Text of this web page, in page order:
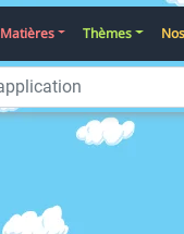
Matières Thèmes